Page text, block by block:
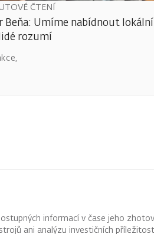
ČTENÍ
Beňa: Umíme nabídnout lokální
rozumí
,
informací v čase jeho
ani analýzu investičních